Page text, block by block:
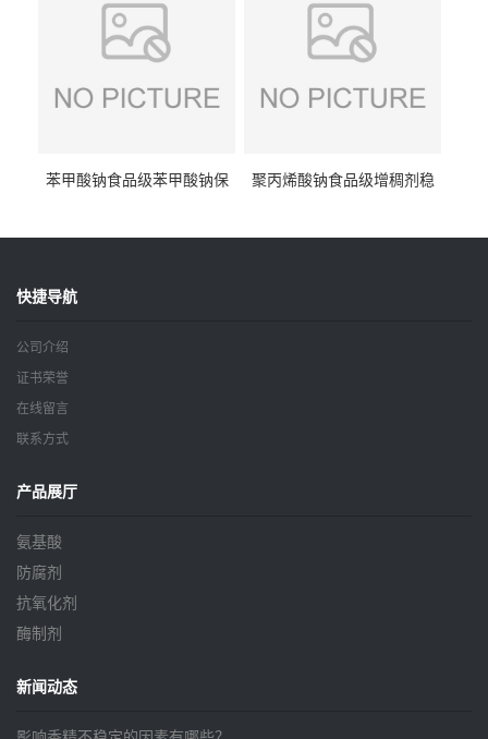
苯甲酸钠食品级苯甲酸钠保
聚丙烯酸钠食品级增稠剂稳
快捷导航
公司介绍
证书荣誉
在线留言
联系方式
产品展厅
氨基酸
防腐剂
抗氧化剂
酶制剂
新闻动态